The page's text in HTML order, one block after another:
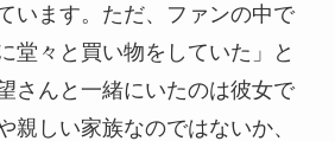
います。ただ、ファンの中で
堂々と買い物をしていた」と
さんと一緒にいたのは彼女で
親しい家族なのではないか、